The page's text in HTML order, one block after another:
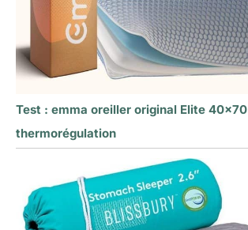
Test : emma oreiller original Elite
thermorégulation